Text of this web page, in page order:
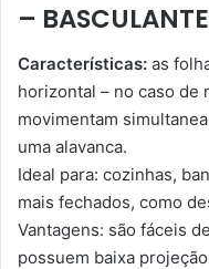
– BASCULANTE
Características: as
horizontal – no caso de
movimentam
uma alavanca.
Ideal para: cozinhas,
mais fechados, como
Vantagens: são fáceis
possuem baixa